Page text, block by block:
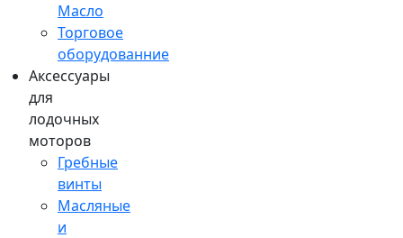
Масло
Торговое
оборудованние
Аксессуары
для
лодочных
моторов
Гребные
винты
Масляные
и